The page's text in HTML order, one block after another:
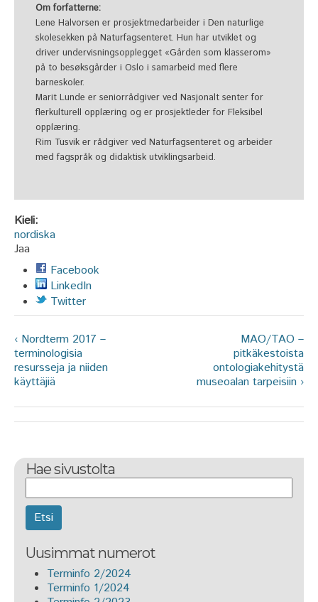
Om forfatterne:
Lene Halvorsen er prosjektmedarbeider i Den naturlige
skolesekken på Naturfagsenteret. Hun har utviklet og
driver undervisningsopplegget «Gården som klasserom»
på to besøksgårder i Oslo i samarbeid med flere
barneskoler.
Marit Lunde er seniorrådgiver ved Nasjonalt senter for
flerkulturell opplæring og er prosjektleder for Fleksibel
opplæring.
Rim Tusvik er rådgiver ved Naturfagsenteret og arbeider
med fagspråk og didaktisk utviklingsarbeid.
Kieli:
nordiska
Jaa
Facebook
LinkedIn
Twitter
‹ Nordterm 2017 –
terminologisia
resursseja ja niiden
käyttäjiä
MAO/TAO –
pitkäkestoista
ontologiakehitystä
museoalan tarpeisiin ›
Hae sivustolta
Uusimmat numerot
Terminfo 2/2024
Terminfo 1/2024